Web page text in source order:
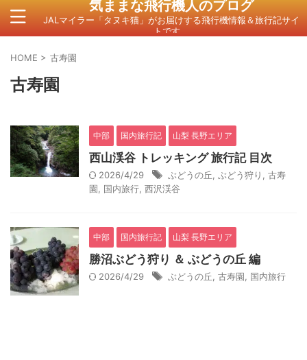
気ままな飛行機人のプログ
JALマイラー「タヌキ猫」がお届けする飛行機情報＆旅行記サイ
トです。
HOME > 古寿園
古寿園
中部 国内旅行記 山梨 長野エリア
西山渓谷 トレッキング 旅行記 目次
2026/4/29 ぶどうの丘 ぶどう狩り
古寿
園
国内旅行 西沢渓谷
中部 国内旅行記 山梨 長野エリア
勝沼ぶどう狩り ＆ ぶどうの丘 編
2026/4/29 ぶどうの丘 古寿園 国内旅行